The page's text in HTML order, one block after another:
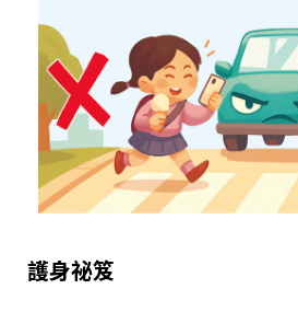
護身祕笈